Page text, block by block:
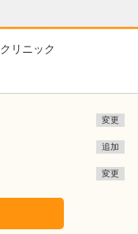
リニック
変更
追加
変更